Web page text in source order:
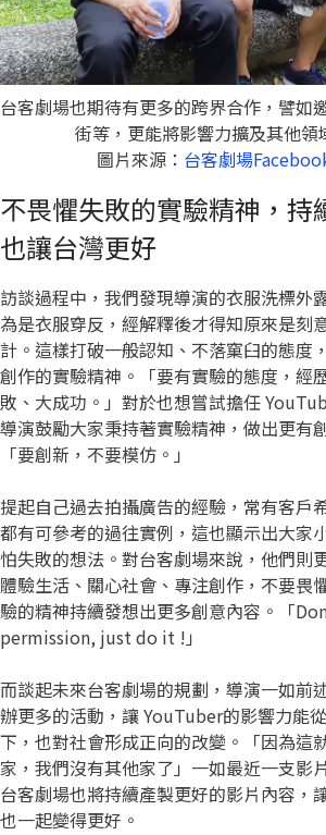
台客劇場也期待有更多的跨界合作，譬如
街等，更能將影響力擴及其他領
圖片來源： 台客劇場
不畏懼失敗的實驗精神，持
也讓台灣更好
訪談過程中，我們發現導演的衣服洗標外
為是衣服穿反，經解釋後才得知原來是刻
計。這樣打破一般認知、不落窠臼的態度
創作的實驗精神。「要有實驗的態度，經
敗、大成功。」對於也想嘗試擔任
導演鼓勵大家秉持著實驗精神，做出更有
「要創新，不要模仿。」
提起自己過去拍攝廣告的經驗，常有客戶
都有可參考的過往實例，這也顯示出大家
怕失敗的想法。對台客劇場來說，他們則
體驗生活、關心社會、專注創作，不要畏
驗的精神持續發想出更多創意內容。「
permission, just do it !」
而談起未來台客劇場的規劃，導演一如前
辦更多的活動，讓 YouTuber的影響力能
下，也對社會形成正向的改變。「因為這
家，我們沒有其他家了」一如最近一支影
台客劇場也將持續產製更好的影片內容，
也一起變得更好。